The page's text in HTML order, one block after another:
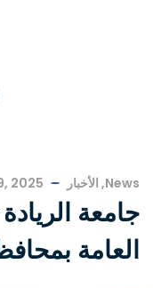
News
, الأخبار 2025
جامعة
العامة